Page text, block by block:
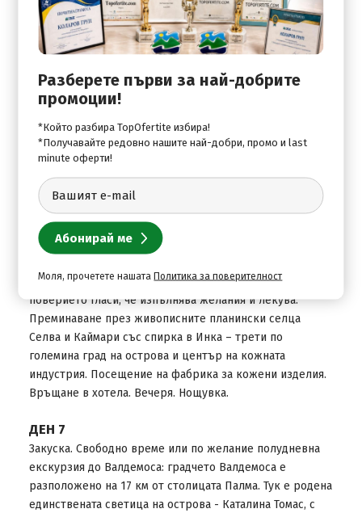
и автобус: отпътуване от Палма с уникалния дървен
влак от 1912 г. Преминавайки през портокалови,
маслинови и бадемови полета, ще се почувствате като
в уестърн филм. Пристигане в град Сойер, разположен
в най-плодородната долина на Майорка (наричат я
"златна" заради многото цитрусови дървета).
на модернистичната архитектура, тъй като е оформен
от архитекти, последователи на Гауди. Отпътуване с
Форналуч (под закрилата на ЮНЕСКО) – селище, което
със своите каменни къщи и рисувани керемиди
съхранява атмосферата на автентичната Майорка.
Посещение на манастира "Люк", който несъмнено е
е статуята на Черната Мадона (Ла Маронета), за която
поверието гласи, че изпълнява желания и лекува.
Преминаване през живописните планински селца
Селва и Каймари със спирка в Инка – трети по
големина град на острова и център на кожната
индустрия. Посещение на фабрика за кожени изделия.
Връщане в хотела. Вечеря. Нощувка.
ДЕН 7
Закуска. Свободно време или по желание полудневна
екскурзия до Валдемоса: градчето Валдемоса е
разположено на 17 км от столицата Палма. Тук е родена
единствената светица на острова - Каталина Томас, с
Разберете първи за най-добрите
промоции!
*Който разбира TopOfertite избира!
*Получавайте редовно нашите най-добри, промо и last
minute оферти!
Моля, прочетете нашатаПолитика за поверителност